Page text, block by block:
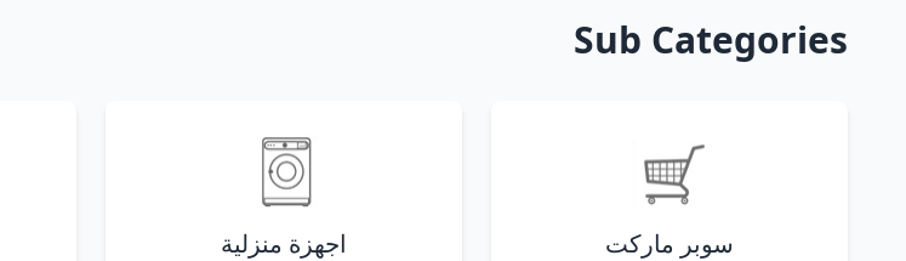
Sub Categories
سوبر ماركت اجهزة منزلية